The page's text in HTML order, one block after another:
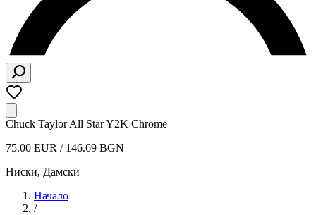
Chuck Taylor All Star Y2K Chrome
75.00 EUR / 146.69 BGN
Ниски, Дамски
Начало
/